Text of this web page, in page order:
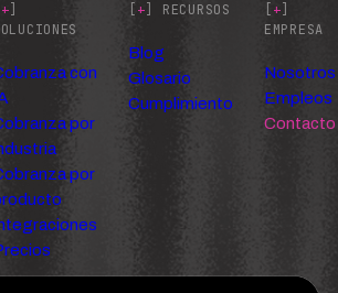
+]
con
por
por
[+] RECURSOS
Blog
Glosario
Cumplimiento
[+]
EMPRESA
Nosotros
Empleos
Contacto